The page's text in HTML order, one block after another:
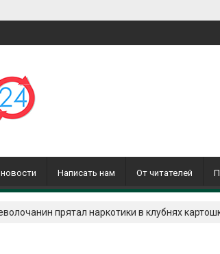
Написать нам От читателей
прятал наркотики в клубнях